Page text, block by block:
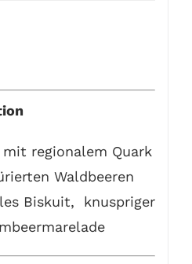
regionalem Quark
Waldbeeren
Biskuit, knuspriger